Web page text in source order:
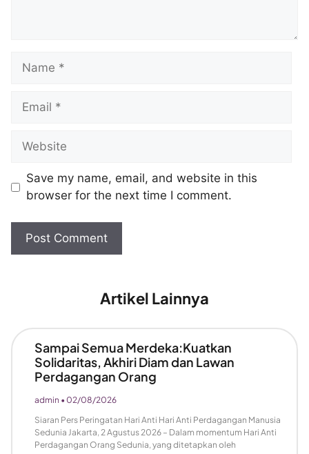
Save my name, email, and website in this
browser for the next time I comment.
Artikel Lainnya
Sampai Semua Merdeka:Kuatkan
Solidaritas, Akhiri Diam dan Lawan
Perdagangan Orang
admin
02/08/2026
Siaran Pers Peringatan Hari Anti Hari Anti Perdagangan Manusia
Sedunia Jakarta, 2 Agustus 2026 – Dalam momentum Hari Anti
Perdagangan Orang Sedunia, yang ditetapkan oleh